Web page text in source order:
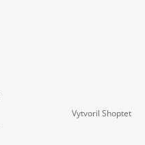
Vytvoril Shoptet